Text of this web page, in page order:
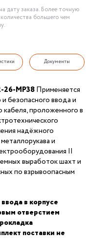
дату заказа. Более точную
большего чем
Документы
26-МР38Применяется
безопасного ввода и
проложенного в
надёжного
и
II
выработок шахт и
по взрывоопасным
в корпусе
отверстием
поставки не